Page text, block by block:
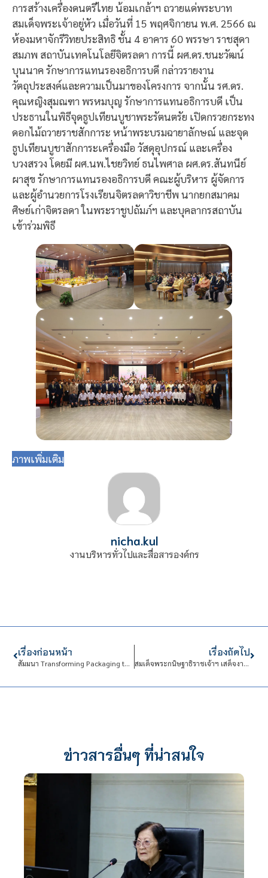
การสร้างเครื่องดนตรีไทย น้อมเกล้าฯ ถวายแด่พระบาท
สมเด็จพระเจ้าอยู่หัว เมื่อวันที่ 15 พฤศจิกายน พ.ศ. 2566 ณ
ห้องมหาจักรีวิทยประสิทธิ ชั้น 4 อาคาร 60 พรรษา ราชสุดา
สมภพ สถาบันเทคโนโลยีจิตรลดา การนี้ ผศ.ดร.ชนะวัฒน์
บุนนาค รักษาการแทนรองอธิการบดี กล่าวรายงาน
วัตถุประสงค์และความเป็นมาของโครงการ จากนั้น รศ.ดร.
คุณหญิงสุมณฑา พรหมบุญ รักษาการแทนอธิการบดี เป็น
ประธานในพิธีจุดธูปเทียนบูชาพระรัตนตรัย เปิดกรวยกระทง
ดอกไม้ถวายราชสักการะ หน้าพระบรมฉายาลักษณ์ และจุด
ธูปเทียนบูชาสักการะเครื่องมือ วัสดุอุปกรณ์ และเครื่อง
บวงสรวง โดยมี ผศ.นพ.ไชยวิทย์ ธนไพศาล ผศ.ดร.สันทนีย์
ผาสุข รักษาการแทนรองอธิการบดี คณะผู้บริหาร ผู้จัดการ
และผู้อำนวยการโรงเรียนจิตรลดาวิชาชีพ นากยกสมาคม
ศิษย์เก่าจิตรลดา ในพระราชูปถัมภ์ฯ และบุคลากรสถาบัน
เข้าร่วมพิธี
ภาพเพิ่มเติม
nicha.kul
งานบริหารทั่วไปและสื่อสารองค์กร
เรื่องก่อนหน้า
สัมมนา Transforming Packaging through Smart Labelling Innovation
เรื่องถัดไป
สมเด็จพระกนิษฐาธิราชเจ้าฯ เสด็จงานฉลองครบรอบ “145 ปี บี.กริม” พร้อมทอดพระเนตรนิทรรศการทรงคุณค่า
ข่าวสารอื่นๆ ที่น่าสนใจ